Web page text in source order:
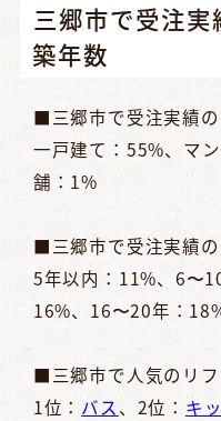
三郷市で受注実
築年数
■三郷市で受注実績
一戸建て：55%、マ
舗：1%
■三郷市で受注実績
5年以内：11%、6〜
16%、16〜20年：
■三郷市で人気のリ
1位： バス 、2位： キ